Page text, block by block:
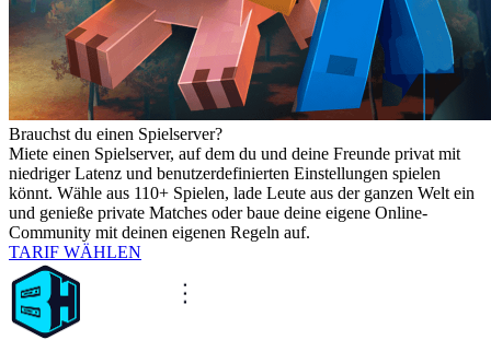
Brauchst du einen Spielserver?
Miete einen Spielserver, auf dem du und deine Freunde privat mit
niedriger Latenz und benutzerdefinierten Einstellungen spielen
könnt. Wähle aus 110+ Spielen, lade Leute aus der ganzen Welt ein
und genieße private Matches oder baue deine eigene Online-
Community mit deinen eigenen Regeln auf.
TARIF WÄHLEN